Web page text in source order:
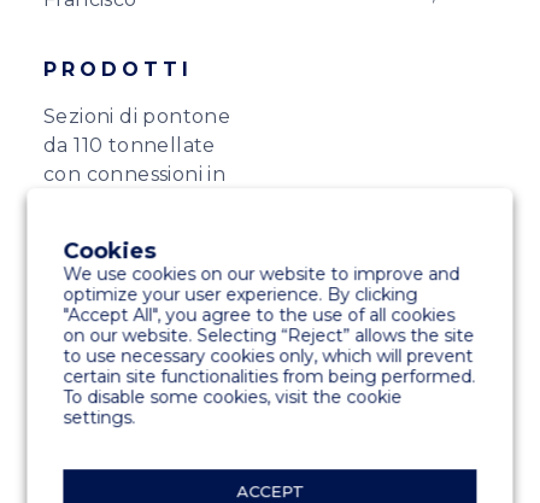
PRODOTTI
Sezioni di pontone
da 110 tonnellate
con connessioni in
Cookies
We use cookies on our website to improve and
optimize your user experience. By clicking
"Accept All", you agree to the use of all cookies
on our website. Selecting “Reject” allows the site
to use necessary cookies only, which will prevent
certain site functionalities from being performed.
To disable some cookies, visit the cookie
settings.
ACCEPT